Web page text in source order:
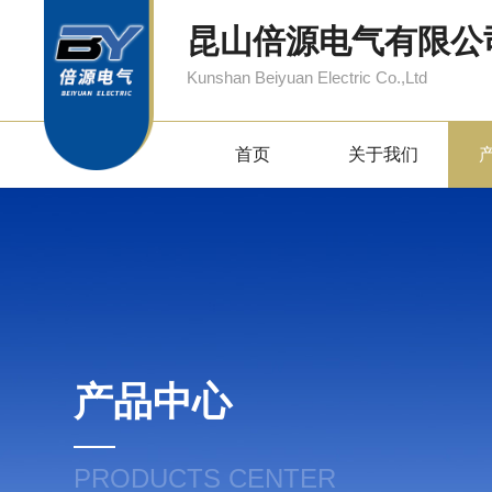
昆山倍源电气有限公
Kunshan Beiyuan Electric Co.,Ltd
首页 关于我们
产品中心
PRODUCTS CENTER